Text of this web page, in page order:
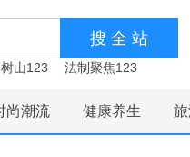
山123 法制聚焦123
尚潮流 健康养生